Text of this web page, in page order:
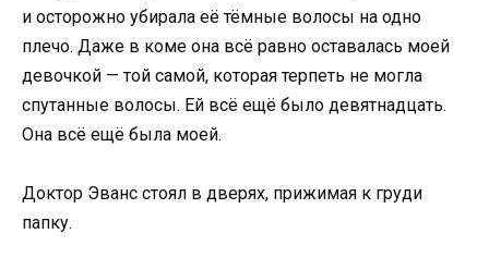
и осторожно убирала её тёмные волосы на одно
плечо. Даже в коме она всё равно оставалась моей
девочкой — той самой, которая терпеть не могла
спутанные волосы. Ей всё ещё было девятнадцать.
Она всё ещё была моей.
Доктор Эванс стоял в дверях, прижимая к груди
папку.